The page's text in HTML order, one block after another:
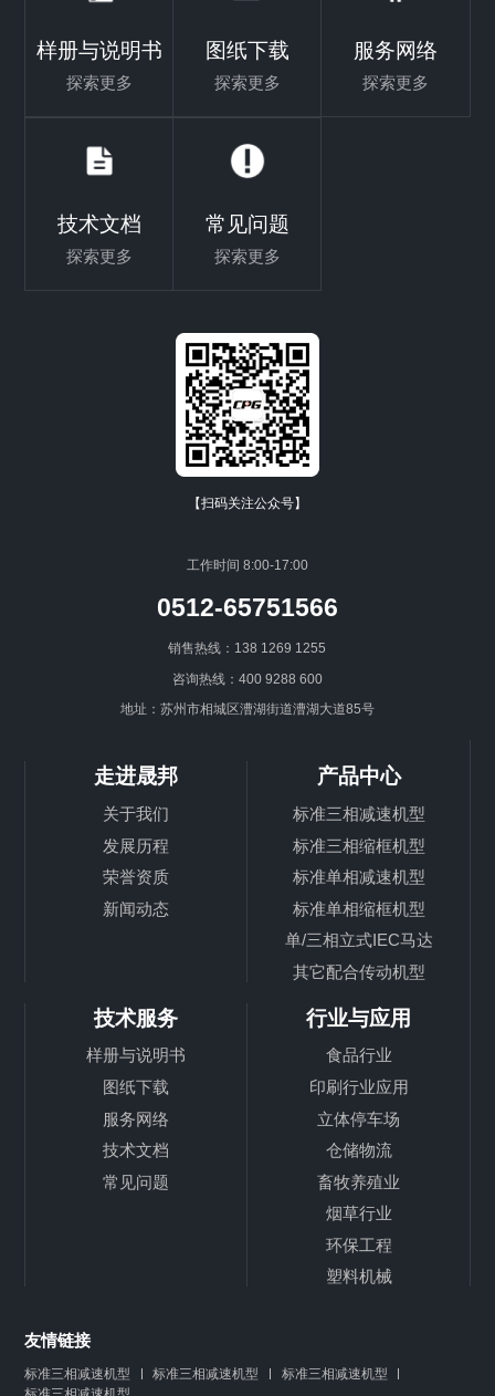
样册与说明书
探索更多
图纸下载
探索更多
服务网络
探索更多
技术文档
探索更多
常见问题
探索更多
【扫码关注公众号】
工作时间 8:00-17:00
0512-65751566
销售热线：138 1269 1255
咨询热线：400 9288 600
地址：苏州市相城区漕湖街道漕湖大道85号
走进晟邦
关于我们
发展历程
荣誉资质
新闻动态
产品中心
标准三相减速机型
标准三相缩框机型
标准单相减速机型
标准单相缩框机型
单/三相立式IEC马达
其它配合传动机型
技术服务
样册与说明书
图纸下载
服务网络
技术文档
常见问题
行业与应用
食品行业
印刷行业应用
立体停车场
仓储物流
畜牧养殖业
烟草行业
环保工程
塑料机械
友情链接
标准三相减速机型 标准三相减速机型
标准三相减速机型